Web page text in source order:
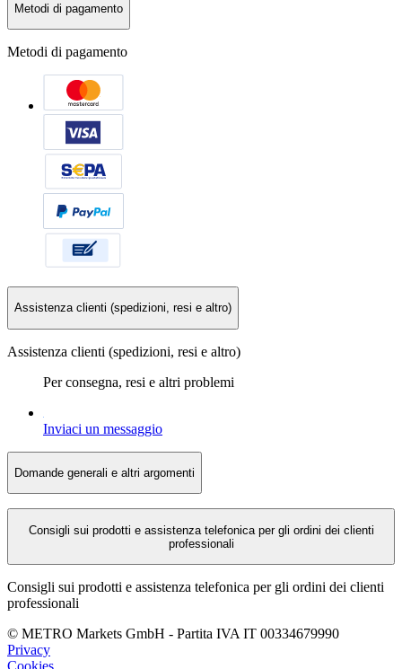
Metodi di pagamento
Metodi di pagamento
Assistenza clienti (spedizioni, resi e altro)
Assistenza clienti (spedizioni, resi e altro)
Per consegna, resi e altri problemi
Inviaci un messaggio
Domande generali e altri argomenti
Consigli sui prodotti e assistenza telefonica per gli ordini dei clienti
professionali
Consigli sui prodotti e assistenza telefonica per gli ordini dei clienti
professionali
© METRO Markets GmbH - Partita IVA IT 00334679990
Privacy